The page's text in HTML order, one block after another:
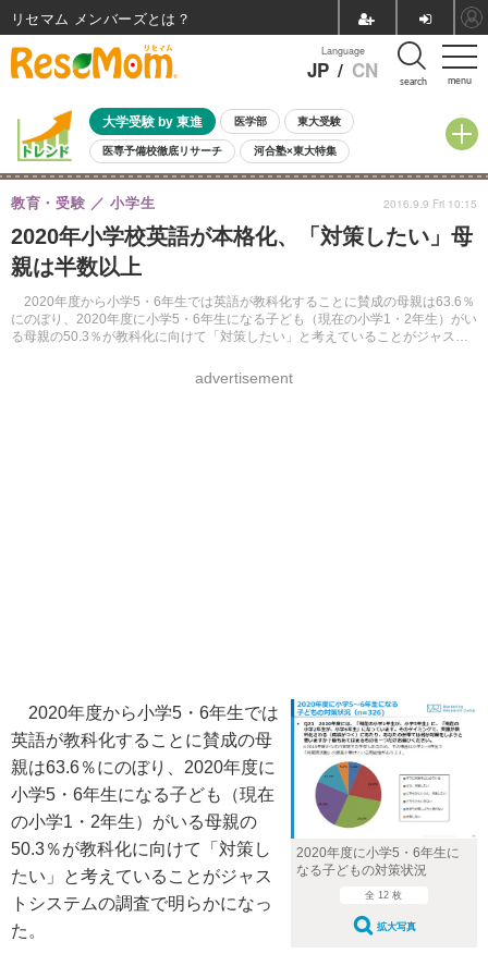
menu
Language
JP / CN search
大学受験 by 東進 医学部 東大受験
医専予備校徹底リサーチ 河合塾×東大特集
親子で考える大学選び 高校受験 中学受験 小学校受験
共通テスト 夏休み
8月開催イベント・WS 全国公立高校 過去問 人気記事
自由研究教材（小学生向け）
2020年小学校英語が本格化、「対策したい」母
親は半数以上
2020年度から小学5・6年生では英語が教科化することに賛成の母親は63.6％
にのぼり、2020年度に小学5・6年生になる子ども（現在の小学1・2年生）がい
る母親の50.3％が教科化に向けて「対策したい」と考えていることがジャスト
教育・受験 小学生
advertisement
2016.9.9 Fri 10:15
2020年度に小学5・6年生に
なる子どもの対策状況
全 12 枚
拡大写真
2020年度から小学5・6年生では
英語が教科化することに賛成の母
親は63.6％にのぼり、2020年度に
小学5・6年生になる子ども（現在
の小学1・2年生）がいる母親の
50.3％が教科化に向けて「対策し
たい」と考えていることがジャス
トシステムの調査で明らかになっ
た。
リセマム メンバーズ